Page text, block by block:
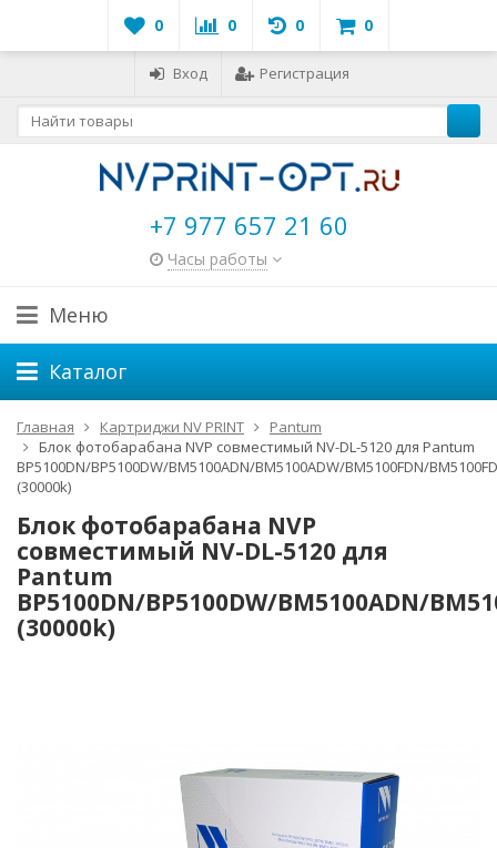
0 0 0 0
Вход Регистрация
+7 977 657 21 60
Часы работы
Меню
Каталог
Главная Картриджи NV PRINT
Pantum
Блок фотобарабана NVP совместимый NV-DL-5120 для Pantum
BP5100DN/BP5100DW/BM5100ADN/BM5100ADW/BM5100FDN/
(30000k)
Блок фотобарабана NVP
совместимый NV-DL-5120 для
Pantum
BP5100DN/BP5100DW/BM5100ADN/
(30000k)